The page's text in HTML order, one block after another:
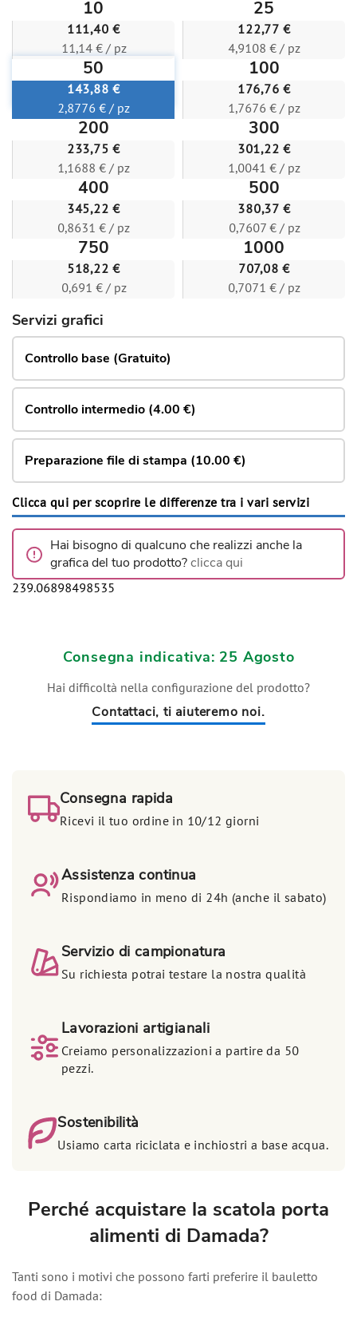
10
111,40 €
11,14 € / pz
25
122,77 €
4,9108 € / pz
50
143,88 €
2,8776 € / pz
100
176,76 €
1,7676 € / pz
200
233,75 €
1,1688 € / pz
300
301,22 €
1,0041 € / pz
400
345,22 €
0,8631 € / pz
500
380,37 €
0,7607 € / pz
750
518,22 €
0,691 € / pz
1000
707,08 €
0,7071 € / pz
Servizi grafici
Controllo base (Gratuito)
Controllo intermedio (4.00 €)
Preparazione file di stampa (10.00 €)
Clicca qui per scoprire le differenze tra i vari servizi
Hai bisogno di qualcuno che realizzi anche la
grafica del tuo prodotto?clicca qui
239.06898498535
Consegna indicativa: 25 Agosto
Hai difficoltà nella configurazione del prodotto?
Contattaci, ti aiuteremo noi.
Consegna rapida
Ricevi il tuo ordine in 10/12 giorni
Assistenza continua
Rispondiamo in meno di 24h (anche il sabato)
Servizio di campionatura
Su richiesta potrai testare la nostra qualità
Lavorazioni artigianali
Creiamo personalizzazioni a partire da 50
pezzi.
Sostenibilità
Usiamo carta riciclata e inchiostri a base acqua.
Perché acquistare la scatola porta
alimenti di Damada?
Tanti sono i motivi che possono farti preferire il bauletto
food di Damada: